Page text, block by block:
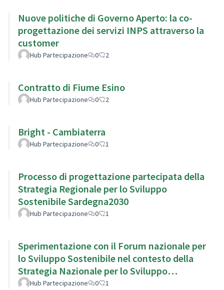
Nuove politiche di Governo Aperto: la co-
progettazione dei servizi INPS attraverso la
customer
Hub Partecipazione 0 2
Contratto di Fiume Esino
Hub Partecipazione 0 2
Bright - Cambiaterra
Hub Partecipazione 0 1
Processo di progettazione partecipata della
Strategia Regionale per lo Sviluppo
Sostenibile Sardegna2030
Hub Partecipazione 0 1
Sperimentazione con il Forum nazionale per
lo Sviluppo Sostenibile nel contesto della
Strategia Nazionale per lo Sviluppo
Sostenibile
Hub Partecipazione 0 1